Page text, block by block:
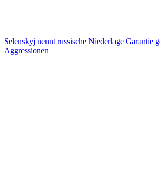
Selenskyj nennt russische Niederlage Garantie
Aggressionen